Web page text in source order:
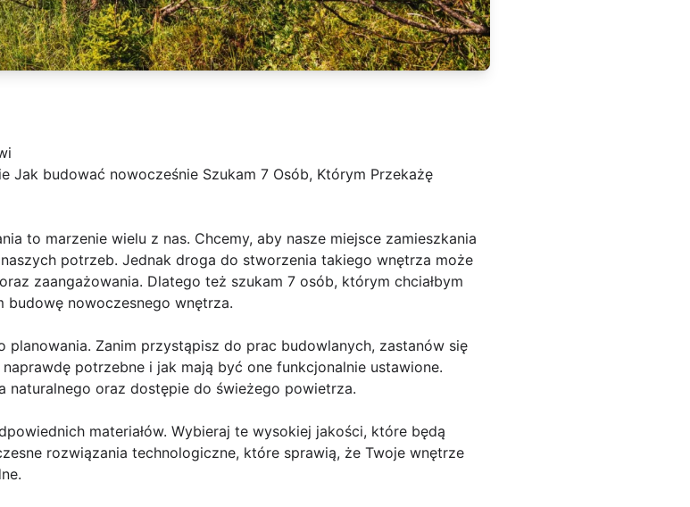
Jak budować nowocześnie Szukam 7 Osób, Którym Przekażę
to marzenie wielu z nas. Chcemy, aby nasze miejsce zamieszkania
potrzeb. Jednak droga do stworzenia takiego wnętrza może
zaangażowania. Dlatego też szukam 7 osób, którym chciałbym
budowę nowoczesnego wnętrza.
Zanim przystąpisz do prac budowlanych, zastanów się
potrzebne i jak mają być one funkcjonalnie ustawione.
naturalnego oraz dostępie do świeżego powietrza.
materiałów. Wybieraj te wysokiej jakości, które będą
rozwiązania technologiczne, które sprawią, że Twoje wnętrze